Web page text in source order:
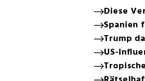
Diese
Spanien
Trump
US-